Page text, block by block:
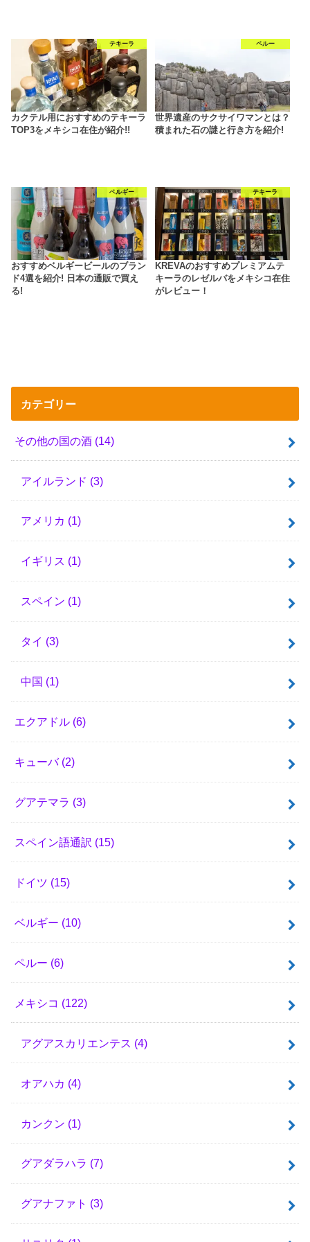
テキーラ
カクテル用におすすめのテキーラ
TOP3をメキシコ在住が紹介!!
ペルー
世界遺産のサクサイワマンとは？
積まれた石の謎と行き方を紹介!
ベルギー
おすすめベルギービールのブラン
ド4選を紹介! 日本の通販で買え
る!
テキーラ
KREVAのおすすめプレミアムテ
キーラのレゼルバをメキシコ在住
がレビュー！
カテゴリー
その他の国の酒 (14)
アイルランド (3)
アメリカ (1)
イギリス (1)
スペイン (1)
タイ (3)
中国 (1)
エクアドル (6)
キューバ (2)
グアテマラ (3)
スペイン語通訳 (15)
ドイツ (15)
ベルギー (10)
ペルー (6)
メキシコ (122)
アグアスカリエンテス (4)
オアハカ (4)
カンクン (1)
グアダラハラ (7)
グアナファト (3)